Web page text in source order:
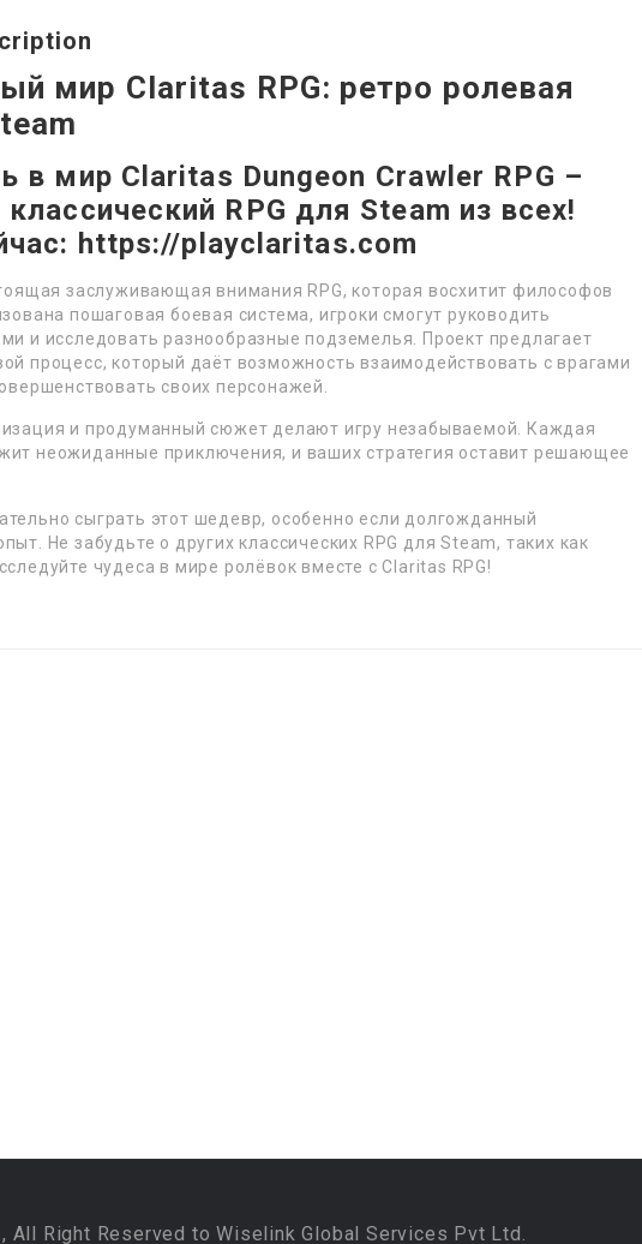
мир Claritas RPG: ретро ролевая
в мир Claritas Dungeon Crawler RPG –
RPG для Steam из всех!
https://playclaritas.com
заслуживающая внимания RPG, которая восхитит философов
пошаговая боевая система, игроки смогут руководить
и исследовать разнообразные подземелья. Проект предлагает
процесс, который даёт возможность взаимодействовать с врагами
своих персонажей.
и продуманный сюжет делают игру незабываемой. Каждая
неожиданные приключения, и ваших стратегия оставит решающее
сыграть этот шедевр, особенно если долгожданный
Не забудьте о других классических RPG для Steam, таких как
чудеса в мире ролёвок вместе с Claritas RPG!
Right Reserved to Wiselink Global Services Pvt Ltd.